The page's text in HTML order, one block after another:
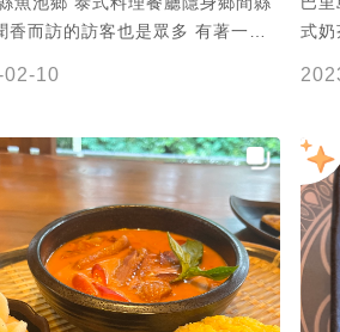
香而訪的訪客也是眾多 有著一秒
02-10